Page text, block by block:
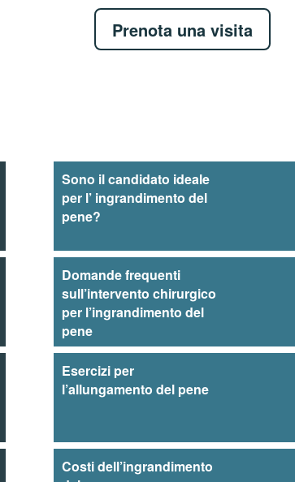
Prenota una visita
Sono il candidato ideale
per l’ ingrandimento del
pene?
Domande frequenti
sull’intervento chirurgico
per l’ingrandimento del
pene
Esercizi per
l’allungamento del pene
Costi dell’ingrandimento